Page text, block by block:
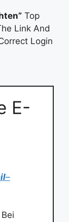
Top
Link And
Login
E-
–
Bei